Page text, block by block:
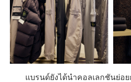
แบรนด์ยังได้นำคอลเลกชันย่อย